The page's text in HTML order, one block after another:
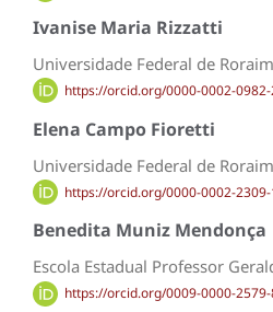
Ivanise Maria Rizzatti
Universidade Federal de
https://orcid.org/0000-0002-
Elena Campo Fioretti
Universidade Federal de
https://orcid.org/0000-0002-
Benedita Muniz Mendonça
Escola Estadual Professor
https://orcid.org/0009-0000-